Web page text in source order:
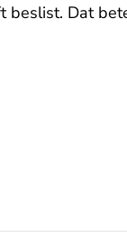
beslist. Dat